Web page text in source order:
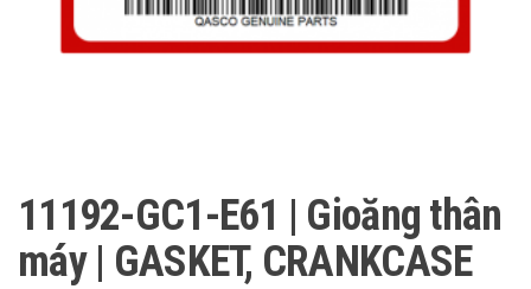
11192-GC1-E61 | Gioăng thân
máy | GASKET, CRANKCASE